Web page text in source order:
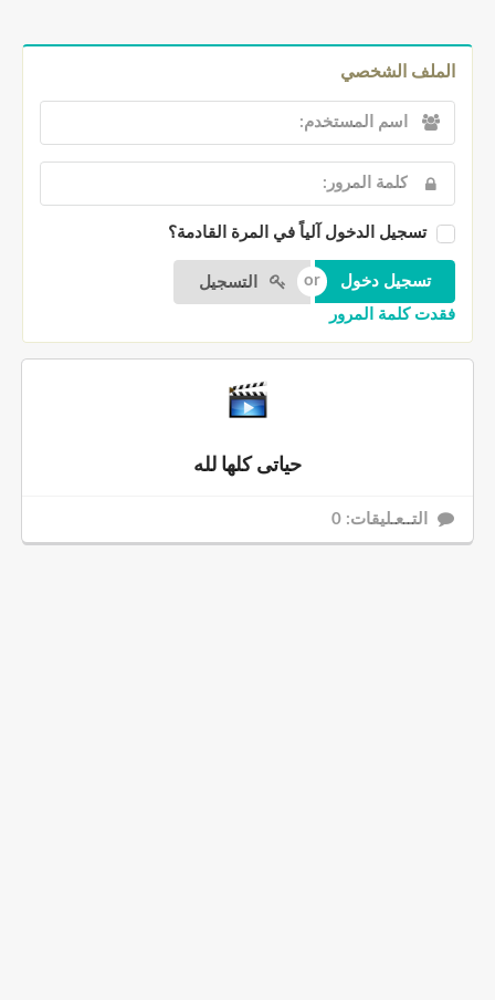
الملف الشخصي
تسجيل الدخول آلياً في المرة القادمة؟
التسجيل
فقدت كلمة المرور
حياتى كلها لله
التــعـليقات: 0